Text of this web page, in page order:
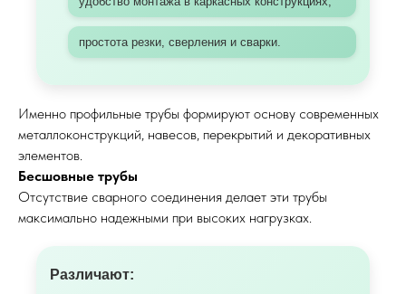
простота резки, сверления и сварки.
Именно профильные трубы формируют основу современных
металлоконструкций, навесов, перекрытий и декоративных
элементов.
Бесшовные трубы
Отсутствие сварного соединения делает эти трубы
максимально надежными при высоких нагрузках.
Различают: